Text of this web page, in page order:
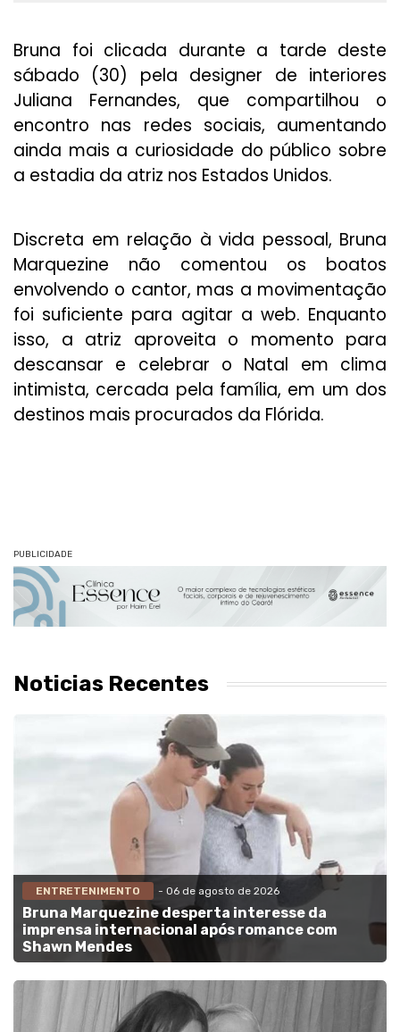
Bruna foi clicada durante a tarde deste
sábado (30) pela designer de interiores
Juliana Fernandes, que compartilhou o
encontro nas redes sociais, aumentando
ainda mais a curiosidade do público sobre
a estadia da atriz nos Estados Unidos.
Discreta em relação à vida pessoal, Bruna
Marquezine não comentou os boatos
envolvendo o cantor, mas a movimentação
foi suficiente para agitar a web. Enquanto
isso, a atriz aproveita o momento para
descansar e celebrar o Natal em clima
intimista, cercada pela família, em um dos
destinos mais procurados da Flórida.
PUBLICIDADE
Noticias Recentes
ENTRETENIMENTO - 06 de agosto de 2026
Bruna Marquezine desperta interesse da
imprensa internacional após romance com
Shawn Mendes